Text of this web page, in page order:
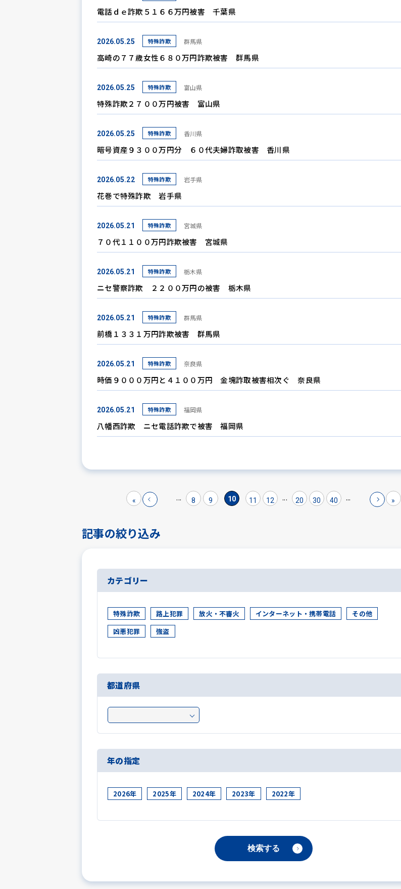
電話ｄｅ詐欺５１６６万円被害 千葉県
2026.05.25 特殊詐欺 群馬県
高崎の７７歳女性６８０万円詐欺被害 群馬県
2026.05.25 特殊詐欺 富山県
特殊詐欺２７００万円被害 富山県
2026.05.25 特殊詐欺 香川県
暗号資産９３００万円分 ６０代夫婦詐取被害 香川県
2026.05.22 特殊詐欺 岩手県
花巻で特殊詐欺 岩手県
2026.05.21 特殊詐欺 宮城県
７０代１１００万円詐欺被害 宮城県
2026.05.21 特殊詐欺 栃木県
ニセ警察詐欺 ２２００万円の被害 栃木県
2026.05.21 特殊詐欺 群馬県
前橋１３３１万円詐欺被害 群馬県
2026.05.21 特殊詐欺 奈良県
時価９０００万円と４１００万円 金塊詐取被害相次ぐ 奈良県
2026.05.21 特殊詐欺 福岡県
八幡西詐欺 ニセ電話詐欺で被害 福岡県
« ... 8 9 10 11 12 ... 20 30 40 ... »
記事の絞り込み
カテゴリー
特殊詐欺 路上犯罪 放火・不審火 インターネット・携帯電話
その他
凶悪犯罪
強盗
都道府県
年の指定
2026年 2025年 2024年 2023年 2022年